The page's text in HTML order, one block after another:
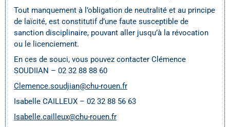
Tout manquement à l’obligation de neutralité et au principe
de laïcité, est constitutif d’une faute susceptible de
sanction disciplinaire, pouvant aller jusqu’à la révocation
ou le licenciement.
En ces de souci, vous pouvez contacter Clémence
SOUDIIAN – 02 32 88 88 60
Clemence.soudjian@chu-rouen.fr
Isabelle CAILLEUX – 02 32 88 56 63
Isabelle.cailleux@chu-rouen.fr